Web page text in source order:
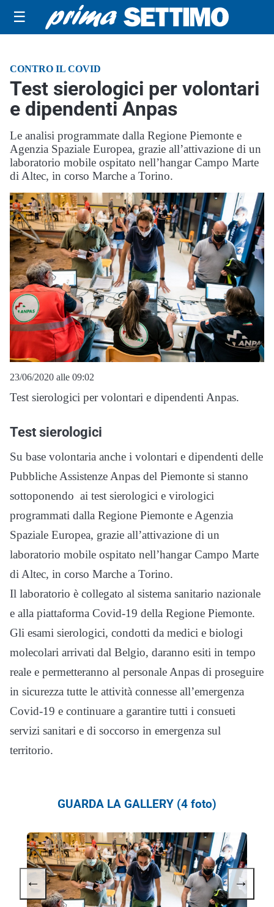
☰
CONTRO IL COVID
Test sierologici per volontari
e dipendenti Anpas
Le analisi programmate dalla Regione Piemonte e
Agenzia Spaziale Europea, grazie all’attivazione di un
laboratorio mobile ospitato nell’hangar Campo Marte
di Altec, in corso Marche a Torino.
23/06/2020 alle 09:02
Test sierologici per volontari e dipendenti Anpas.
Test sierologici
Su base volontaria anche i volontari e dipendenti delle
Pubbliche Assistenze Anpas del Piemonte si stanno
sottoponendo ai test sierologici e virologici
programmati dalla Regione Piemonte e Agenzia
Spaziale Europea, grazie all’attivazione di un
laboratorio mobile ospitato nell’hangar Campo Marte
di Altec, in corso Marche a Torino.
Il laboratorio è collegato al sistema sanitario nazionale
e alla piattaforma Covid-19 della Regione Piemonte.
Gli esami sierologici, condotti da medici e biologi
molecolari arrivati dal Belgio, daranno esiti in tempo
reale e permetteranno al personale Anpas di proseguire
in sicurezza tutte le attività connesse all’emergenza
Covid-19 e continuare a garantire tutti i consueti
servizi sanitari e di soccorso in emergenza sul
territorio.
GUARDA LA GALLERY (4 foto)
← →